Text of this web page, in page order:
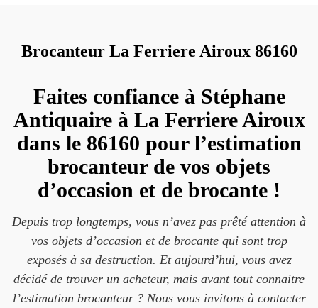
Brocanteur La Ferriere Airoux 86160
Faites confiance à Stéphane
Antiquaire à La Ferriere Airoux
dans le 86160 pour l’estimation
brocanteur de vos objets
d’occasion et de brocante !
Depuis trop longtemps, vous n’avez pas prêté attention à
vos objets d’occasion et de brocante qui sont trop
exposés à sa destruction. Et aujourd’hui, vous avez
décidé de trouver un acheteur, mais avant tout connaitre
l’estimation brocanteur ? Nous vous invitons à contacter